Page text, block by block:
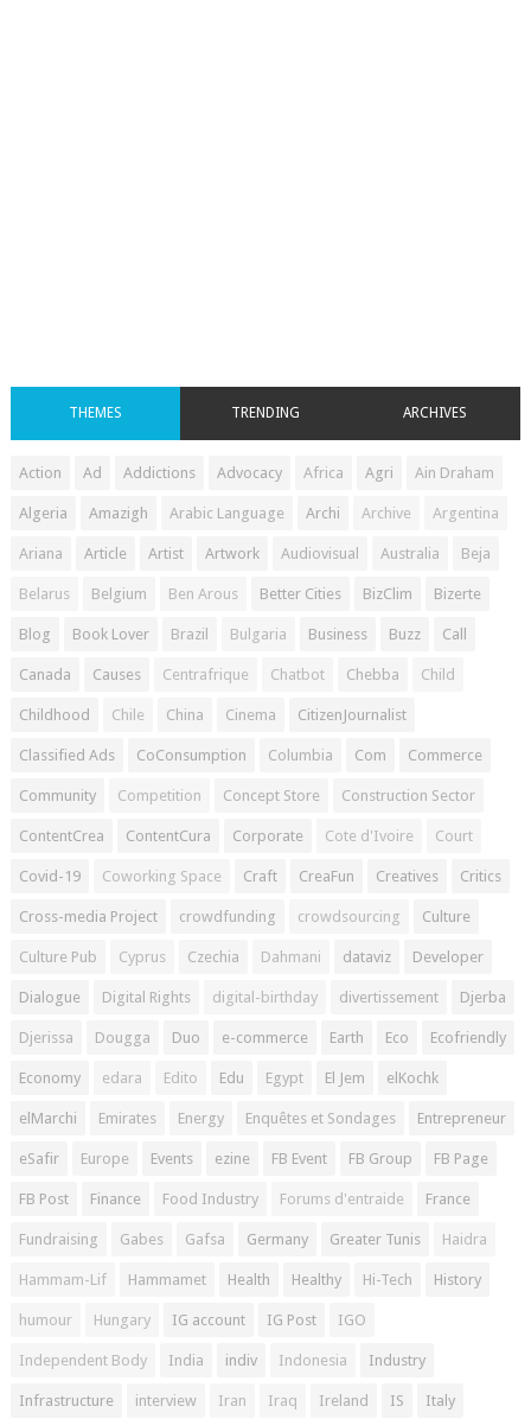
THEMES TRENDING ARCHIVES
Action Ad Addictions Advocacy Africa Agri Ain Draham
Algeria Amazigh Arabic Language Archi Archive Argentina
Ariana Article Artist Artwork Audiovisual Australia Beja
Belarus Belgium Ben Arous Better Cities BizClim Bizerte
Blog Book Lover Brazil Bulgaria Business Buzz Call
Canada Causes Centrafrique Chatbot Chebba Child
Childhood Chile China Cinema CitizenJournalist
Classified Ads CoConsumption Columbia Com Commerce
Community Competition Concept Store Construction Sector
ContentCrea ContentCura Corporate Cote d'Ivoire Court
Covid-19 Coworking Space Craft CreaFun Creatives Critics
Cross-media Project crowdfunding crowdsourcing Culture
Culture Pub Cyprus Czechia Dahmani dataviz Developer
Dialogue Digital Rights digital-birthday divertissement Djerba
Djerissa Dougga Duo e-commerce Earth Eco Ecofriendly
Economy edara Edito Edu Egypt El Jem elKochk
elMarchi Emirates Energy Enquêtes et Sondages Entrepreneur
eSafir Europe Events ezine FB Event FB Group FB Page
FB Post Finance Food Industry Forums d'entraide France
Fundraising Gabes Gafsa Germany Greater Tunis Haidra
Hammam-Lif Hammamet Health Healthy Hi-Tech History
humour Hungary IG account IG Post IGO
Independent Body India indiv Indonesia Industry
Infrastructure interview Iran Iraq Ireland IS Italy